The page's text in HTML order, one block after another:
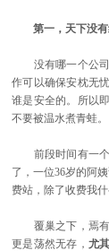
第一，天下没有
没有哪一个公司
作可以确保安枕无
谁是安全的。所以
不要被温水煮青蛙。
前段时间有一个
了，一位36岁的阿
费站，除了收费我
覆巢之下，焉有
更是荡然无存， 尤